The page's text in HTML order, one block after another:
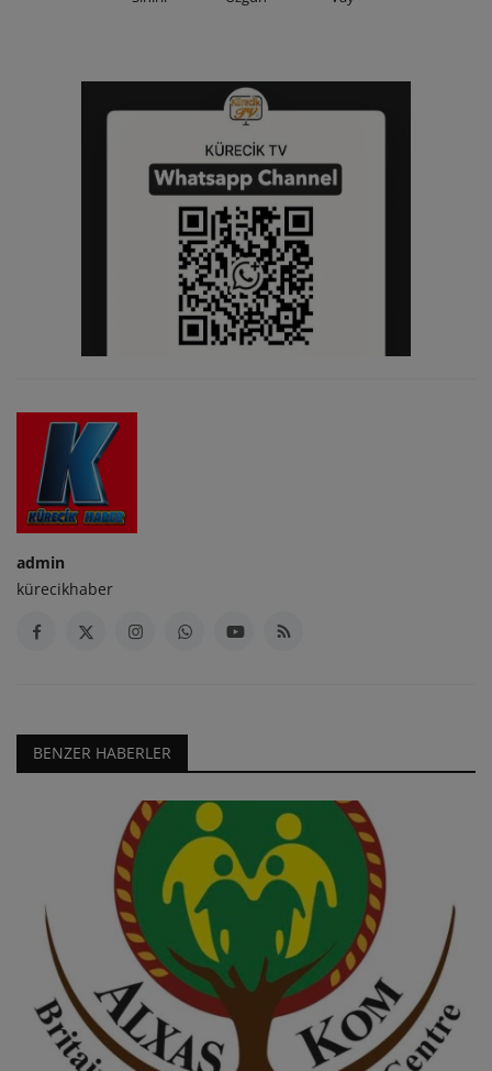
admin
kürecikhaber
BENZER HABERLER